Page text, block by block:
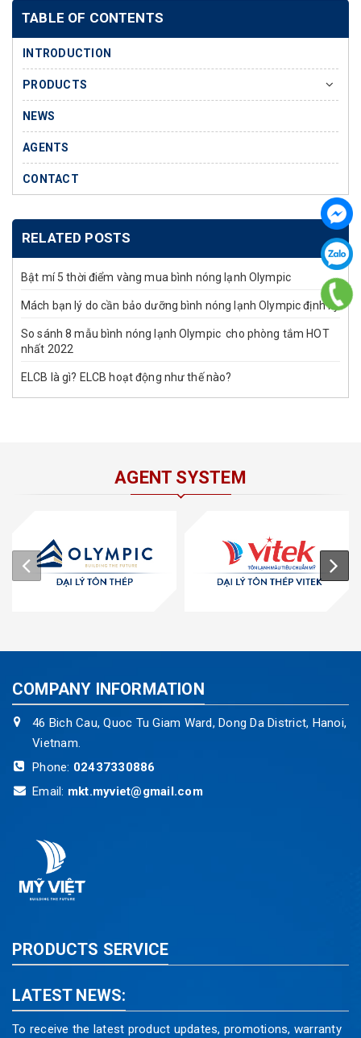
TABLE OF CONTENTS
INTRODUCTION
PRODUCTS
NEWS
AGENTS
CONTACT
RELATED POSTS
Bật mí 5 thời điểm vàng mua bình nóng lạnh Olympic
Mách bạn lý do cần bảo dưỡng bình nóng lạnh Olympic định kỳ
So sánh 8 mẫu bình nóng lạnh Olympic cho phòng tắm HOT
nhất 2022
ELCB là gì? ELCB hoạt động như thế nào?
AGENT SYSTEM
COMPANY INFORMATION
46 Bich Cau, Quoc Tu Giam Ward, Dong Da District, Hanoi,
Vietnam.
Phone: 02437330886
Email: mkt.myviet@gmail.com
PRODUCTS SERVICE
LATEST NEWS:
To receive the latest product updates, promotions, warranty